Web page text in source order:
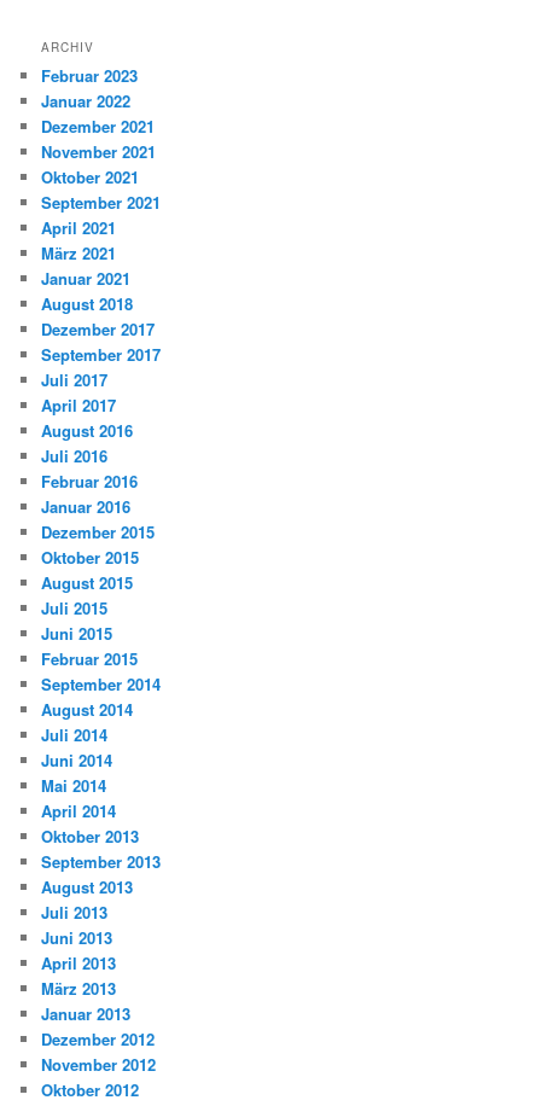
ARCHIV
Februar 2023
Januar 2022
Dezember 2021
November 2021
Oktober 2021
September 2021
April 2021
März 2021
Januar 2021
August 2018
Dezember 2017
September 2017
Juli 2017
April 2017
August 2016
Juli 2016
Februar 2016
Januar 2016
Dezember 2015
Oktober 2015
August 2015
Juli 2015
Juni 2015
Februar 2015
September 2014
August 2014
Juli 2014
Juni 2014
Mai 2014
April 2014
Oktober 2013
September 2013
August 2013
Juli 2013
Juni 2013
April 2013
März 2013
Januar 2013
Dezember 2012
November 2012
Oktober 2012